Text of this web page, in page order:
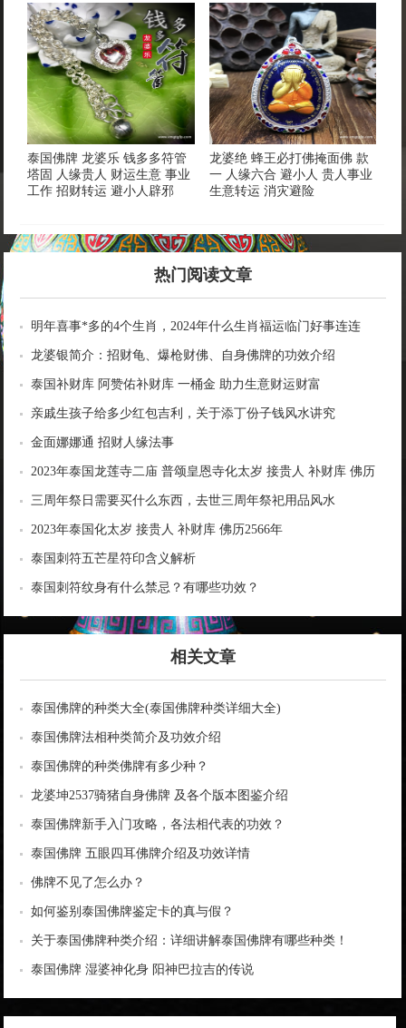
泰国佛牌 龙婆乐 钱多多符管
塔固 人缘贵人 财运生意 事业
工作 招财转运 避小人辟邪
龙婆绝 蜂王必打佛掩面佛 款
一 人缘六合 避小人 贵人事业
生意转运 消灾避险
热门阅读文章
明年喜事*多的4个生肖，2024年什么生肖福运临门好事连连
龙婆银简介：招财龟、爆枪财佛、自身佛牌的功效介绍
泰国补财库 阿赞佑补财库 一桶金 助力生意财运财富
亲戚生孩子给多少红包吉利，关于添丁份子钱风水讲究
金面娜娜通 招财人缘法事
2023年泰国龙莲寺二庙 普颂皇恩寺化太岁 接贵人 补财库 佛历
2566年
三周年祭日需要买什么东西，去世三周年祭祀用品风水
2023年泰国化太岁 接贵人 补财库 佛历2566年
泰国刺符五芒星符印含义解析
泰国刺符纹身有什么禁忌？有哪些功效？
相关文章
泰国佛牌的种类大全(泰国佛牌种类详细大全)
泰国佛牌法相种类简介及功效介绍
泰国佛牌的种类佛牌有多少种？
龙婆坤2537骑猪自身佛牌 及各个版本图鉴介绍
泰国佛牌新手入门攻略，各法相代表的功效？
泰国佛牌 五眼四耳佛牌介绍及功效详情
佛牌不见了怎么办？
如何鉴别泰国佛牌鉴定卡的真与假？
关于泰国佛牌种类介绍：详细讲解泰国佛牌有哪些种类！
泰国佛牌 湿婆神化身 阳神巴拉吉的传说